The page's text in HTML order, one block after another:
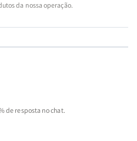
da nossa operação.
de resposta no chat.